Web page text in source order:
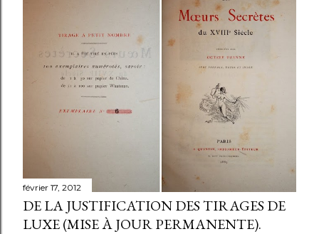
février 17, 2012
DE LA JUSTIFICATION DES TIRAGES DE
LUXE (MISE À JOUR PERMANENTE).